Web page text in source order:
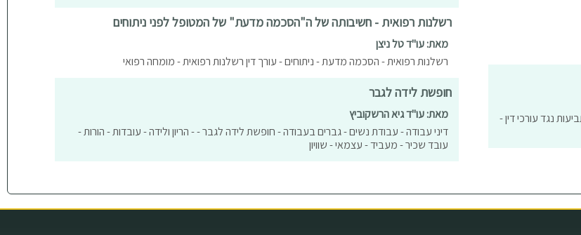
נגד עורכי דין -
רשלנות רפואית - חשיבותה של ה"הסכמה מדעת" של המטופל לפני ניתוחים
מאת: עו"ד טל ניצן
רשלנות רפואית - הסכמה מדעת - ניתוחים - עורך דין רשלנות רפואית - מומחה רפואי
חופשת לידה לגבר
מאת: עו"ד גיא הרשקוביץ
דיני עבודה - עבודת נשים - גברים בעבודה - חופשת לידה לגבר - - הריון ולידה - עובדות - הורות -
עובד שכיר - מעביד - עצמאי - שוויון